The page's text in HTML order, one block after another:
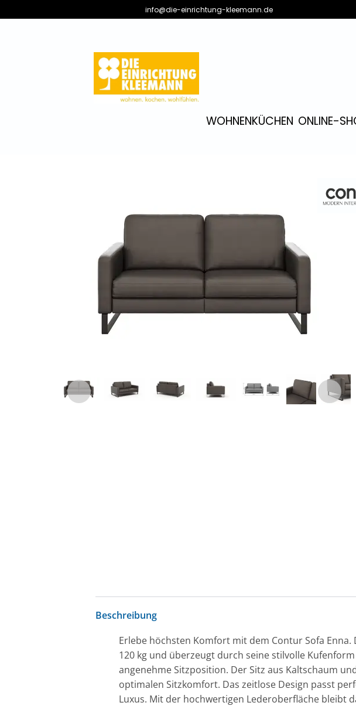
info@die-einrichtung-kleemann.de
WOHNENKÜCHEN ONLINE-
Beschreibung
Erlebe höchsten Komfort mit dem Contur Sofa
120 kg und überzeugt durch seine stilvolle
angenehme Sitzposition. Der Sitz aus Kaltschaum
optimalen Sitzkomfort. Das zeitlose Design passt
Luxus. Mit der hochwertigen Lederoberfläche bleibt